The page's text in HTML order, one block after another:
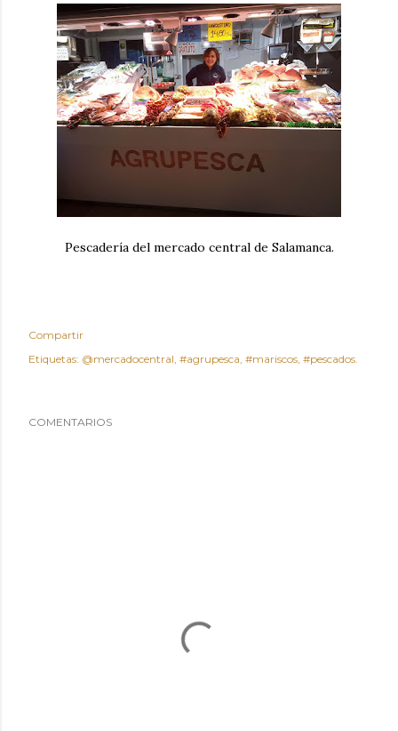
Pescadería del mercado central de Salamanca.
Compartir
Etiquetas: @mercadocentral #agrupesca #mariscos #pescados.
COMENTARIOS